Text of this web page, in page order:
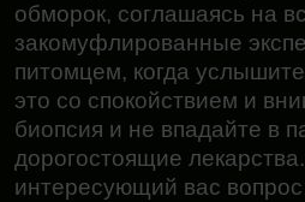
обморок, соглашаясь на
закомуфлированные
питомцем, когда
это со спокойствием и
биопсия и не впадайте в
дорогостоящие
интересующий вас